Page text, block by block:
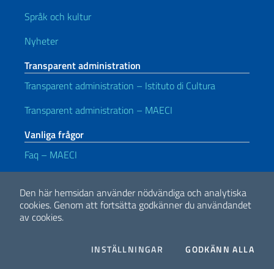
Den här hemsidan använder nödvändiga och analytiska
cookies. Genom att fortsätta godkänner du användandet
av cookies.
INSTÄLLNINGAR COOKIESGODKÄNN ALLAI
Språk och kultur
Nyheter
Transparent administration
Transparent administration – Istituto di Cultura
Transparent administration – MAECI
Vanliga frågor
Faq – MAECI
Användbara länkar
Note legaliPrivacy e cookie policyDichiarazione di accessibilità
2026 Copyright Utrikesdepartementet och internationellt samarbete